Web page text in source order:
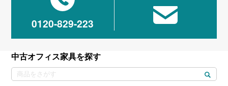
0120-829-223
中古オフィス家具を探す